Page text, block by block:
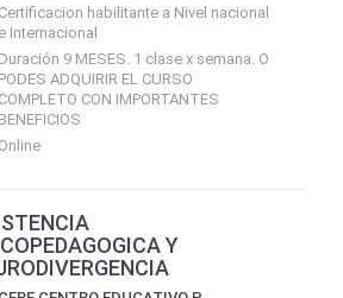
Certificacion habilitante a Nivel nacional
e Internacional
Duración 9 MESES. 1 clase x semana. O
PODES ADQUIRIR EL CURSO
COMPLETO CON IMPORTANTES
BENEFICIOS
Online
Y